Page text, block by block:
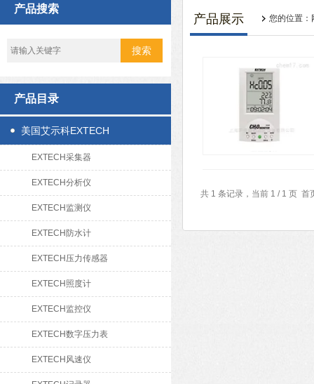
产品搜索
产品目录
美国艾示科EXTECH
EXTECH采集器
EXTECH分析仪
EXTECH监测仪
EXTECH防水计
EXTECH压力传感器
EXTECH照度计
EXTECH监控仪
EXTECH数字压力表
EXTECH风速仪
产品展示 您的位置：
共 1 条记录，当前 1 / 1 页